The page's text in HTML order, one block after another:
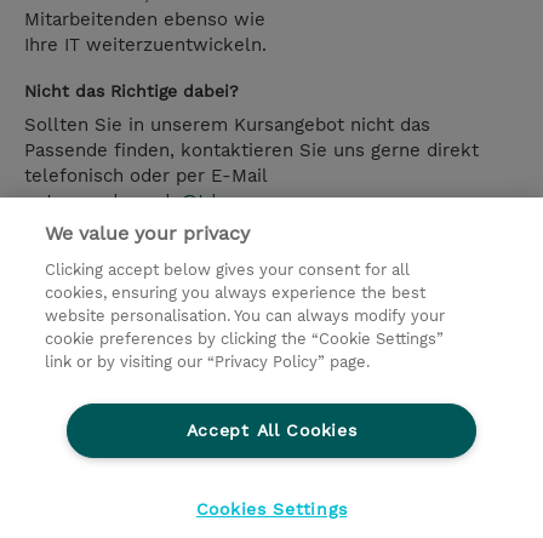
Mitarbeitenden ebenso wie
Ihre IT weiterzuentwickeln.
Nicht das Richtige dabei?
Sollten Sie in unserem Kursangebot nicht das
Passende finden, kontaktieren Sie uns gerne direkt
telefonisch oder per E-Mail
unteracademy.de@tdsynnex.com.
Kontakt
Soft Skills Schedule > Guaranteed Dates >
Investor relations
Ethics and Compliance
We value your privacy
Clicking accept below gives your consent for all
cookies, ensuring you always experience the best
website personalisation. You can always modify your
cookie preferences by clicking the “Cookie Settings”
link or by visiting our “Privacy Policy” page.
Accept All Cookies
Cookies Settings